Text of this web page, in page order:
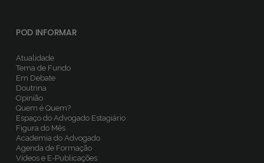
POD INFORMAR
Atualidade
Tema de Fundo
Em Debate
Doutrina
Opinião
Quem é Quem?
Espaço do Advogado Estagiário
Figura do Mês
Academia do Advogado
Agenda de Formação
Vídeos e E-Publicações